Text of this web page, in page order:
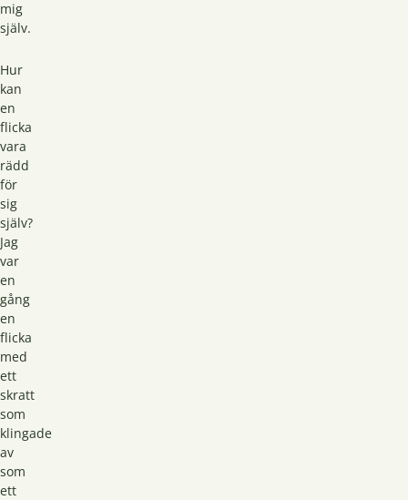
mig
själv.
Hur
kan
en
flicka
vara
rädd
för
sig
själv?
Jag
var
en
gång
en
flicka
med
ett
skratt
som
klingade
av
som
ett